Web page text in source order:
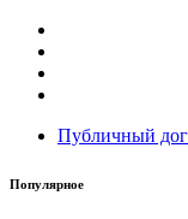
Публичный
Популярное